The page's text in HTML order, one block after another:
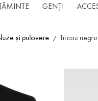
GENȚI
și pulovere Tricou